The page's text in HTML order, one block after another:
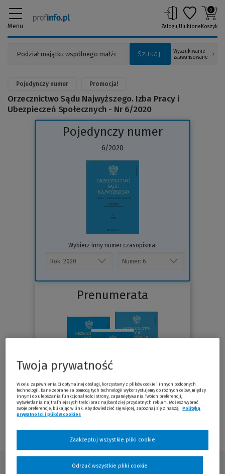
Menu
Szukaj
Wyszukiwanie
zaawansowane
ZalogujUlubione
0
Koszyk
Pojedynczy numer Promocja!
Orzecznictwo Sądu Najwyższego. Izba Pracy i
Ubezpieczeń Społecznych - Nr 6/2020
Pojedynczy numer
6/2020
Wybierz inny numer czasopisma:
Prenumerata
Twoja prywatność
W celu zapewnienia Ci optymalnej obsługi, korzystamy z plików cookie i innych podobnych
technologii. Dane zebrane za pomocą tych technologii wykorzystujemy do różnych celów, między
innymi do ulepszania funkcjonalności strony, zapamiętywania Twoich preferencji,
wyświetlania najtrafniejszych treści oraz najbardziej przydatnych reklam. Możesz wybrać
swoje preferencje, klikając w link. Aby dowiedzieć się więcej, zapoznaj się z naszą
Polityką
prywatności i plików cookies
Odrzuć wszystkie pliki cookie
Zaakceptuj wszystkie pliki cookie